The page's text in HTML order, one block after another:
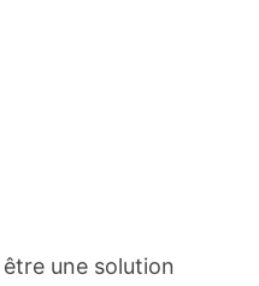
une solution